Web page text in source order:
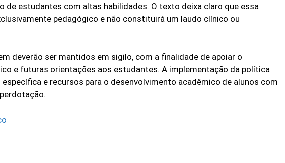
de estudantes com altas habilidades. O texto deixa claro que essa
pedagógico e não constituirá um laudo clínico ou
deverão ser mantidos em sigilo, com a finalidade de apoiar o
e futuras orientações aos estudantes. A implementação da política
e recursos para o desenvolvimento acadêmico de alunos com